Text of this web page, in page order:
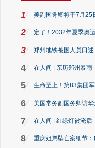
1 美副国务卿将于7月25
2 定了！2032年夏季奥
3 郑州地铁被困人员口
4 在人间 | 亲历郑州暴雨
5 生命至上！第83集团
6 美国常务副国务卿访
7 在人间 | 红绿灯被淹后
8 重庆姐弟坠亡案细节